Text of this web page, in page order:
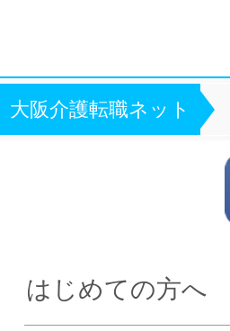
大阪介護転職ネット
はじめての方へ